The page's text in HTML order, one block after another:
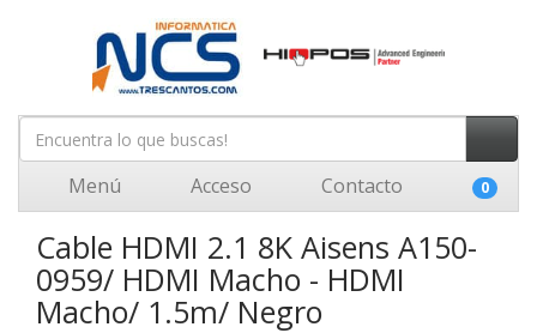
Menú Acceso Contacto 0
Cable HDMI 2.1 8K Aisens A150-
0959/ HDMI Macho - HDMI
Macho/ 1.5m/ Negro